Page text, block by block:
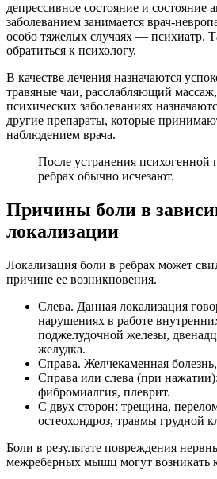
депрессивное состояние и состояние
заболеванием занимается врач-
особо тяжелых случаях — психиатр.
обратиться к психологу.
В качестве лечения назначаются
травяные чаи, расслабляющий
психических заболеваниях
другие препараты, которые
наблюдением врача.
После устранения
ребрах обычно исчезают.
Причины боли в
локализации
Локализация боли в ребрах может
причине ее возникновения.
Слева. Данная локализация
нарушениях в работе
поджелудочной железы,
желудка.
Справа. Желчекаменная болезнь,
Справа или слева (при
фибромиалгия, плеврит.
С двух сторон: трещина,
остеохондроз, травмы грудной
Боли в результате повреждения
межреберных мышц могут возникать